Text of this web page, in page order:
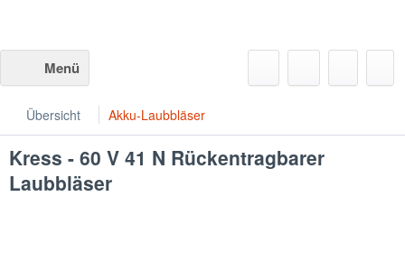
Menü
Übersicht Akku-Laubbläser
Kress - 60 V 41 N Rückentragbarer
Laubbläser